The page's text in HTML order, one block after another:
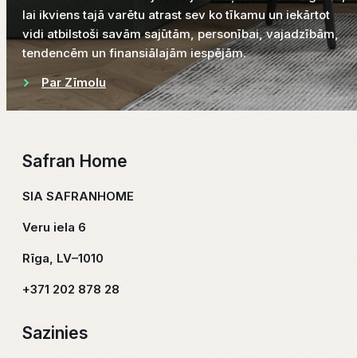
lai ikviens tajā varētu atrast sev ko tīkamu un iekārtot
vidi atbilstoši savām sajūtām, personībai, vajadzībām,
tendencēm un finansiālajām iespējām.
Par Zīmolu
Safran Home
SIA SAFRANHOME
Veru iela 6
Rīga, LV–1010
+371 202 878 28
Sazinies